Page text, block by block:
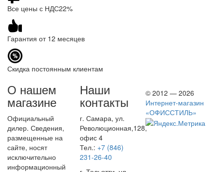
Все цены с НДС22%
Гарантия от 12 месяцев
Скидка постоянным клиентам
О нашем
магазине
Официальный
дилер. Сведения,
размещенные на
сайте, носят
исключительно
информационный
Наши
контакты
г. Самара, ул.
Революционная,128,
офис 4
Тел.: +7 (846)
231-26-40
© 2012 — 2026
Интернет-магазин
«ОФИССТИЛЬ»